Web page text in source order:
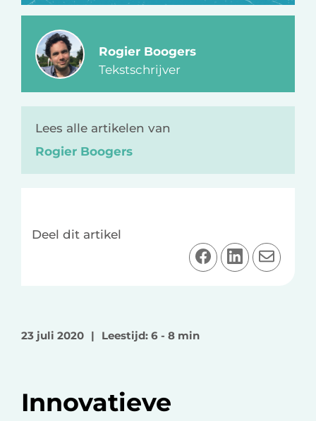
Rogier Boogers
Tekstschrijver
Lees alle artikelen van
Rogier Boogers
Deel dit artikel
D
e
D
e
D
e
23 juli 2020 | Leestijd: 6 - 8 min
Innovatieve